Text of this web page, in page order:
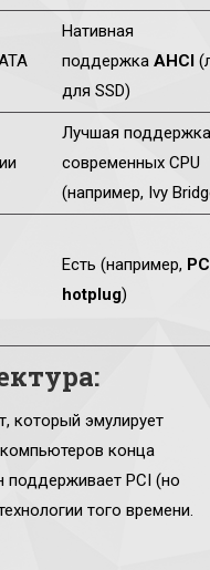
Нативная
поддержка AHCI
для SSD)
Лучшая поддержка
современных CPU
(например, Ivy
Есть (например,
hotplug)
который эмулирует
конца
поддерживает PCI (но
того времени.